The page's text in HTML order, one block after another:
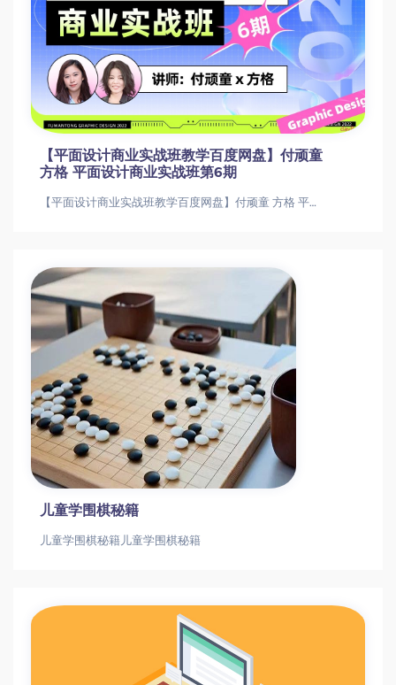
【平面设计商业实战班教学百度网盘】付顽童
方格 平面设计商业实战班第6期
【平面设计商业实战班教学百度网盘】付顽童 方格 平面设计商业实战班第6期【平面设计商业实战班教学百度网盘】付顽童 方格 平面设计商业
儿童学围棋秘籍
儿童学围棋秘籍儿童学围棋秘籍